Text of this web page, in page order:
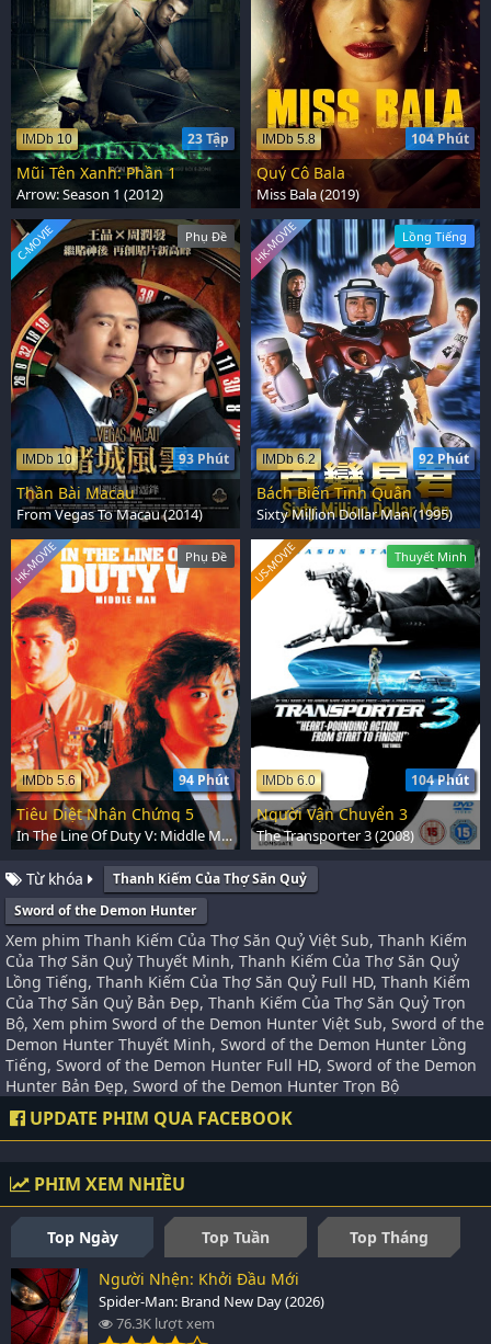
23 Tập
IMDb 10
Mũi Tên Xanh: Phần 1
Arrow: Season 1 (2012)
104 Phút
IMDb 5.8
Quý Cô Bala
Miss Bala (2019)
Phụ Đề
93 Phút
IMDb 10
C-MOVIE
Thần Bài Macau
From Vegas To Macau (2014)
Lồng Tiếng
92 Phút
IMDb 6.2
HK-MOVIE
Bách Biến Tinh Quân
Sixty Million Dollar Man (1995)
Phụ Đề
94 Phút
IMDb 5.6
HK-MOVIE
Tiêu Diệt Nhân Chứng 5
In The Line Of Duty V: Middle Man (1990)
Thuyết Minh
104 Phút
IMDb 6.0
US-MOVIE
Người Vận Chuyển 3
The Transporter 3 (2008)
Từ khóa
Thanh Kiếm Của Thợ Săn Quỷ
Sword of the Demon Hunter
Xem phim Thanh Kiếm Của Thợ Săn Quỷ Việt Sub, Thanh Kiếm
Của Thợ Săn Quỷ Thuyết Minh, Thanh Kiếm Của Thợ Săn Quỷ
Lồng Tiếng, Thanh Kiếm Của Thợ Săn Quỷ Full HD, Thanh Kiếm
Của Thợ Săn Quỷ Bản Đẹp, Thanh Kiếm Của Thợ Săn Quỷ Trọn
Bộ, Xem phim Sword of the Demon Hunter Việt Sub, Sword of the
Demon Hunter Thuyết Minh, Sword of the Demon Hunter Lồng
Tiếng, Sword of the Demon Hunter Full HD, Sword of the Demon
Hunter Bản Đẹp, Sword of the Demon Hunter Trọn Bộ
UPDATE PHIM QUA FACEBOOK
PHIM XEM NHIỀU
Top Ngày Top Tuần
Top Tháng
Người Nhện: Khởi Đầu Mới
Spider-Man: Brand New Day (2026)
76.3K lượt xem